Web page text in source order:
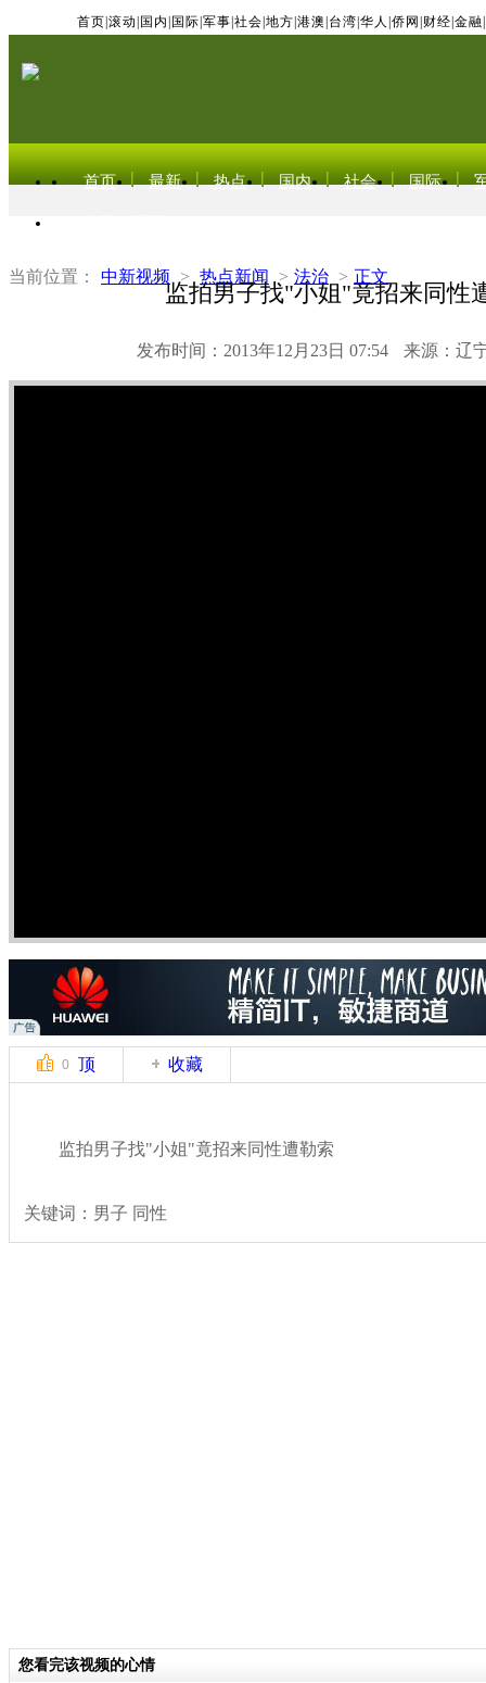
首页 滚动 国内 国际 军事 社会 地方 港澳 台湾 华人 侨网 财经 金融
首页 最新 热点 国内 社会 国际
当前位置： 中新视频 > 热点新闻 > 法治 > 正文
监拍男子找"小姐"竟招来同性
发布时间：2013年12月23日 07:54 来源：辽
0 顶 收藏
监拍男子找"小姐"竟招来同性遭勒索
关键词：男子 同性
您看完该视频的心情